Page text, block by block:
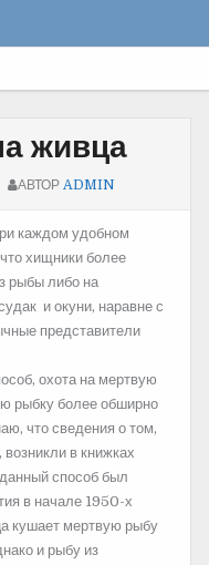
живца
АВТОР ADMIN
каждом удобном
хищники более
рыбы либо на
и окуни, наравне с
представители
охота на мертвую
рыбку более обширно
что сведения о том,
в книжках
способ был
в начале 1950-х
кушает мертвую рыбу
и рыбу из